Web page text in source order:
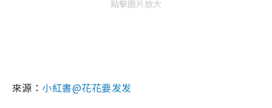
點擊圖片放大
來源： 小紅書@花花要发发